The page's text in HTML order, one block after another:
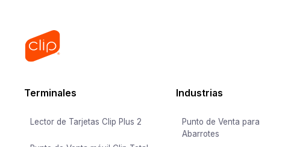
Terminales
Lector de Tarjetas Clip Plus 2
Industrias
Punto de Venta para
Abarrotes